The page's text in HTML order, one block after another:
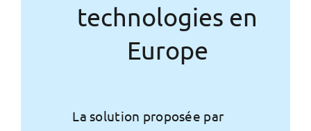
Actualités
Contact
technologies en
Europe
La solution proposée par